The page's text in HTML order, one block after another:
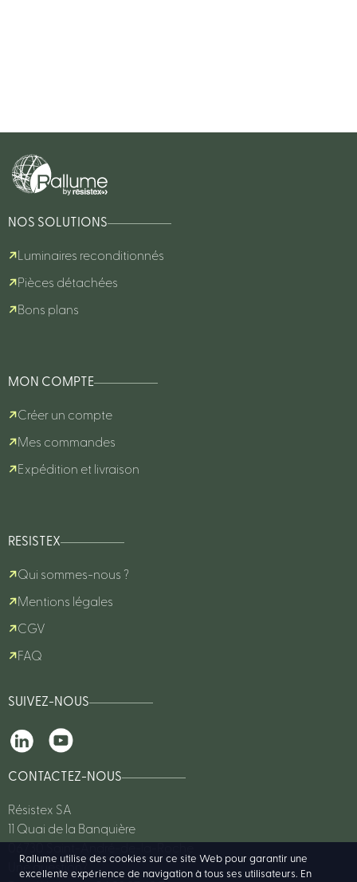
Rallume utilise des cookies sur ce site Web pour garantir une
excellente expérience de navigation à tous ses utilisateurs. En
NOS SOLUTIONS
Luminaires reconditionnés
Pièces détachées
Bons plans
MON COMPTE
Créer un compte
Mes commandes
Expédition et livraison
RESISTEX
Qui sommes-nous ?
Mentions légales
CGV
FAQ
SUIVEZ-NOUS
CONTACTEZ-NOUS
Résistex SA
11 Quai de la Banquière
Une question?